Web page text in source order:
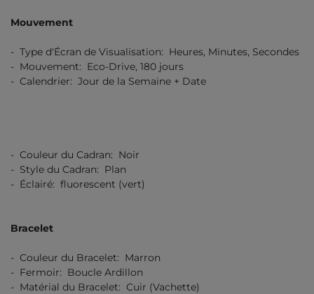
Mouvement
- Type d'Écran de Visualisation: Heures, Minutes, Secondes
- Mouvement: Eco-Drive, 180 jours
- Calendrier: Jour de la Semaine + Date
- Couleur du Cadran: Noir
- Style du Cadran: Plan
- Éclairé: fluorescent (vert)
Bracelet
- Couleur du Bracelet: Marron
- Fermoir: Boucle Ardillon
- Matérial du Bracelet: Cuir (Vachette)